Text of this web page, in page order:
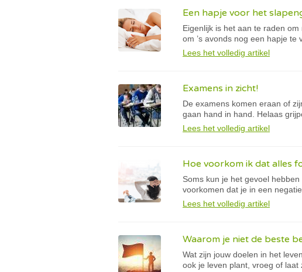
Een hapje voor het
Eigenlijk is het aan te raden
om ’s avonds nog een hapje te
Lees het volledig artikel
Examens in zicht!
De examens komen eraan of
gaan hand in hand. Helaas
Lees het volledig artikel
Hoe voorkom ik dat alles
Soms kun je het gevoel
voorkomen dat je in een
Lees het volledig artikel
Waarom je niet de beste
Wat zijn jouw doelen in het
ook je leven plant, vroeg of laat